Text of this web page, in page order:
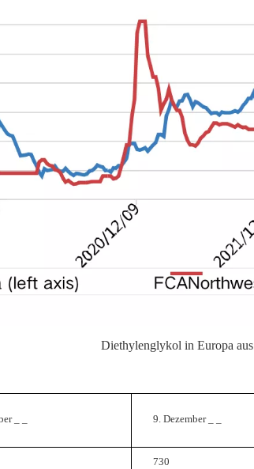
Diethylenglykol in Europa aus
9. Dezember
730